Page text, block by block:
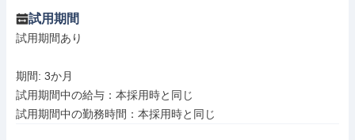
試用期間
試用期間あり
期間: 3か月
試用期間中の給与：本採用時と同じ